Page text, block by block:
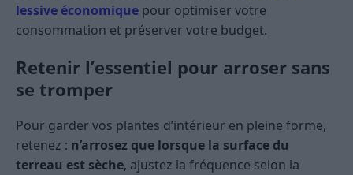
lessive économique pour optimiser votre
consommation et préserver votre budget.
Retenir l’essentiel pour arroser sans
se tromper
Pour garder vos plantes d’intérieur en pleine forme,
retenez : n’arrosez que lorsque la surface du
terreau est sèche, ajustez la fréquence selon la